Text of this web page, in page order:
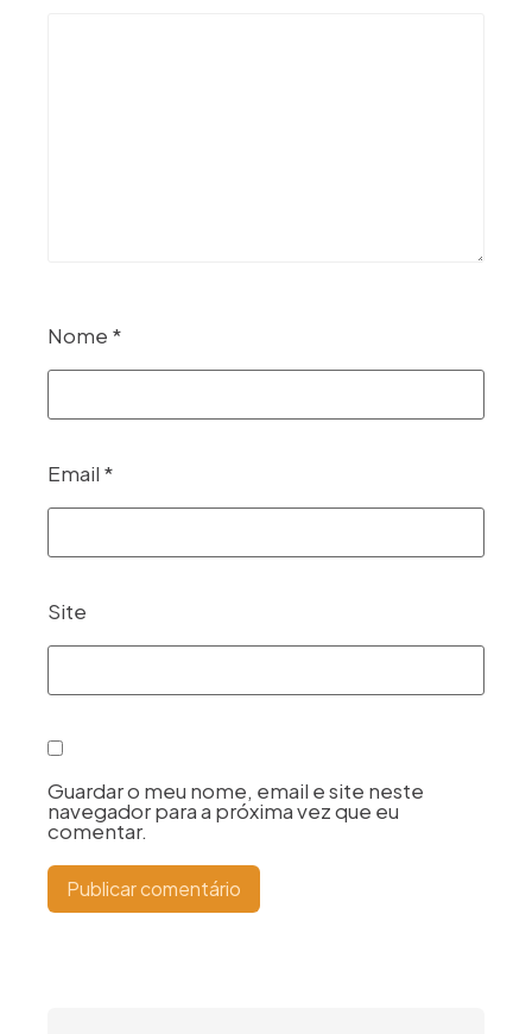
Nome *
Email *
Site
Guardar o meu nome, email e site neste
navegador para a próxima vez que eu
comentar.